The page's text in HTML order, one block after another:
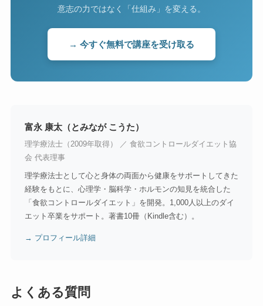
意志の力ではなく「仕組み」を変える。
→ 今すぐ無料で講座を受け取る
富永 康太（とみなが こうた）
理学療法士（2009年取得） ／ 食欲コントロールダイエット協
会 代表理事
理学療法士として心と身体の両面から健康をサポートしてきた
経験をもとに、心理学・脳科学・ホルモンの知見を統合した
「食欲コントロールダイエット」を開発。1,000人以上のダイ
エット卒業をサポート。著書10冊（Kindle含む）。
→ プロフィール詳細
よくある質問